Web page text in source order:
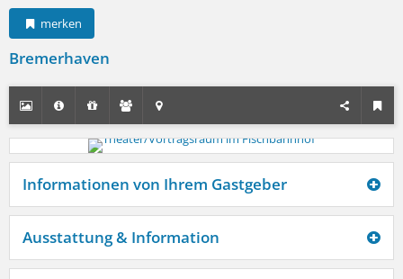
merken
Bremerhaven
Informationen von Ihrem Gastgeber
Ausstattung & Information